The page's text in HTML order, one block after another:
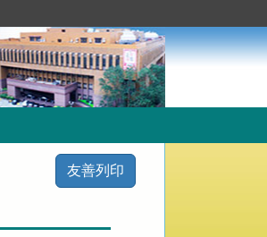
友善列印